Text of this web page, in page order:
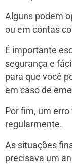
Alguns podem
ou em contas
É importante
segurança e
para que você
em caso de
Por fim, um
regularmente.
As situações
precisava um